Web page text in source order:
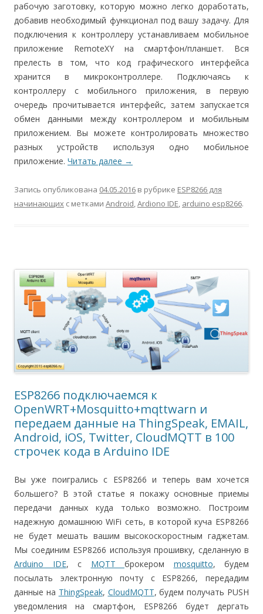
рабочую заготовку, которую можно легко доработать,
добавив необходимый функционал под вашу задачу. Для
подключения к контроллеру устанавливаем мобильное
приложение RemoteXY на смартфон/планшет. Вся
прелесть в том, что код графического интерфейса
хранится в микроконтроллере. Подключаясь к
контроллеру с мобильного приложения, в первую
очередь прочитывается интерфейс, затем запускается
обмен данными между контроллером и мобильным
приложением. Вы можете контролировать множество
разных устройств используя одно мобильное
приложение. Читать далее →
Запись опубликована 04.05.2016 в рубрике ESP8266 для
начинающих с метками Android,Ardiono IDE, arduino esp8266.
ESP8266 подключаемся к
OpenWRT+Mosquitto+mqttwarn и
передаем данные на ThingSpeak, EMAIL,
Android, iOS, Twitter, CloudMQTT в 100
строчек кода в Arduino IDE
Вы уже поигрались с ESP8266 и теперь вам хочется
большего? В этой статье я покажу основные приемы
передачи данных куда только возможно. Построим
надежную домашнюю WiFi сеть, в которой куча ESP8266
не будет мешать вашим высокоскоростным гаджетам.
Мы соединим ESP8266 используя прошивку, сделанную в
Arduino IDE, c MQTT брокером mosquitto, будем
посылать электронную почту с ESP8266, передадим
данные на ThingSpeak, CloudMQTT, будем получать PUSH
уведомления на смартфон, ESP8266 будет дергать